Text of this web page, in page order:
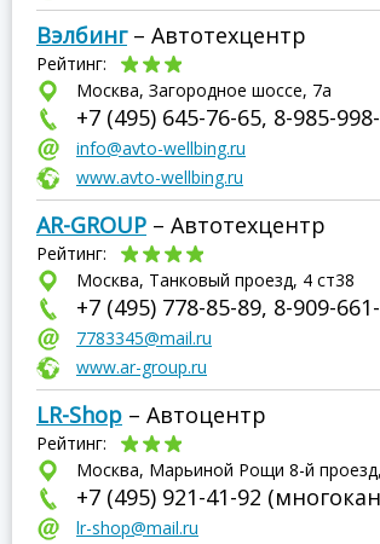
Вэлбинг– Автотехцентр
Рейтинг:
Москва, Загородное шоссе, 7а
+7 (495) 645-76-65, 8-985-
info@avto-wellbing.ru
www.avto-wellbing.ru
AR-GROUP – Автотехцентр
Рейтинг:
Москва, Танковый проезд, 4 ст38
+7 (495) 778-85-89, 8-909-
7783345@mail.ru
www.ar-group.ru
LR-Shop – Автоцентр
Рейтинг:
Москва, Марьиной Рощи 8-й
+7 (495) 921-41-92
lr-shop@mail.ru